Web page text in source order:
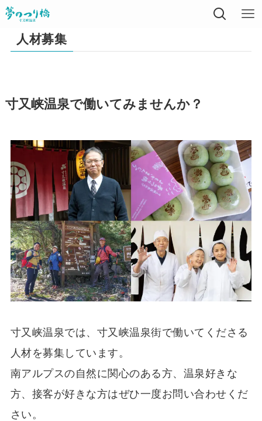
人材募集
寸又峡温泉で働いてみませんか？
寸又峡温泉では、寸又峡温泉街で働いてくださる
人材を募集しています。
南アルプスの自然に関心のある方、温泉好きな
方、接客が好きな方はぜひ一度お問い合わせくだ
さい。